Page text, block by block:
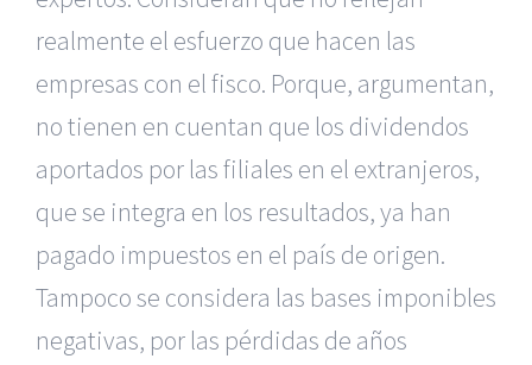
realmente el esfuerzo que hacen las
empresas con el fisco. Porque, argumentan,
no tienen en cuentan que los dividendos
aportados por las filiales en el extranjeros,
que se integra en los resultados, ya han
pagado impuestos en el país de origen.
Tampoco se considera las bases imponibles
negativas, por las pérdidas de años